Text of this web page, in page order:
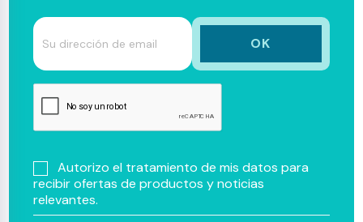
Autorizo el tratamiento de mis datos para
recibir ofertas de productos y noticias
relevantes.